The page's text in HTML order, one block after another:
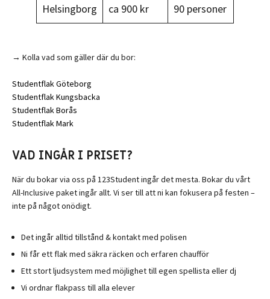
Helsingborg ca 900 kr 90 personer
→ Kolla vad som gäller där du bor:
Studentflak Göteborg
Studentflak Kungsbacka
Studentflak Borås
Studentflak Mark
VAD INGÅR I PRISET?
När du bokar via oss på 123Student ingår det mesta. Bokar du vårt
All-Inclusive paket ingår allt. Vi ser till att ni kan fokusera på festen –
inte på något onödigt.
Det ingår alltid tillstånd & kontakt med polisen
Ni får ett flak med säkra räcken och erfaren chaufför
Ett stort ljudsystem med möjlighet till egen spellista eller dj
Vi ordnar flakpass till alla elever